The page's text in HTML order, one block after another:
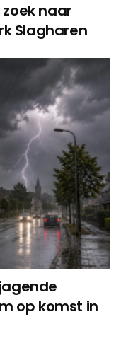
naar
Slagharen
op komst in